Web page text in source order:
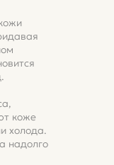
коже
холода.
надолго